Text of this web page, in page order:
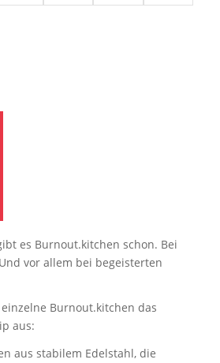
es Burnout.kitchen schon. Bei
vor allem bei begeisterten
Burnout.kitchen das
aus:
aus stabilem Edelstahl, die